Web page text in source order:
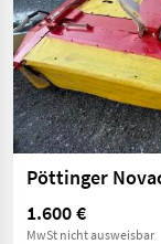
Pöttinger
1.600 €
MwSt nicht ausweisbar